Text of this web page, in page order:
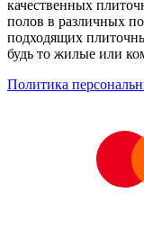
качественных
полов в различных
подходящих
будь то жилые или
Политика